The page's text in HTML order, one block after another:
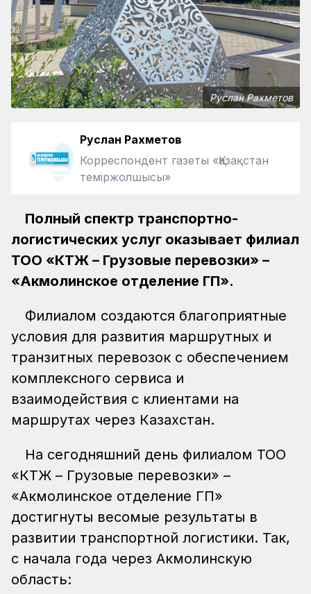
Руслан Рахметов
Руслан Рахметов
Корреспондент газеты «Қазақстан
теміржолшысы»
Полный спектр транспортно-
логистических услуг оказывает филиал
ТОО «КТЖ – Грузовые перевозки» –
«Акмолинское отделение ГП».
Филиалом создаются благоприятные
условия для развития маршрутных и
транзитных перевозок с обеспечением
комплексного сервиса и
взаимодействия с клиентами на
маршрутах через Казахстан.
На сегодняшний день филиалом ТОО
«КТЖ – Грузовые перевозки» –
«Акмолинское отделение ГП»
достигнуты весомые результаты в
развитии транспортной логистики. Так,
с начала года через Акмолинскую
область: